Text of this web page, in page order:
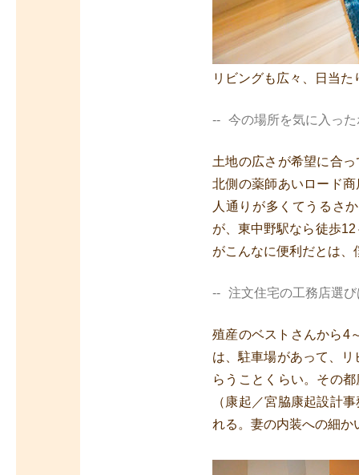
リビングも広々、日当た
今の場所を気に入っ
土地の広さが希望に合
北側の薬師あいロード
人通りが多くてうるさ
が、東中野駅なら徒歩
がこんなに便利だとは
注文住宅の工務店選
殖産のベストさんから4
は、駐車場があって、
らうことくらい。その
（康起／宮脇康起設計
れる。妻の内装への細か